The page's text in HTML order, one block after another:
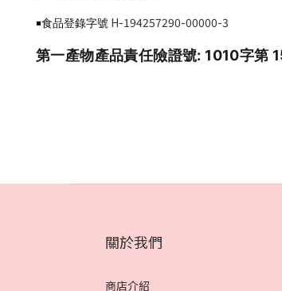
￭食品登錄字號 H-194257290-00000-3
第一產物產品責任險證號: 1010字第
關於我們
商店介紹